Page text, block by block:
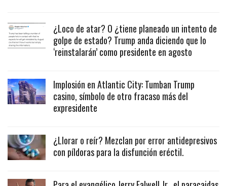
¿Loco de atar? O ¿tiene planeado un intento de
golpe de estado? Trump anda diciendo que lo
‘reinstalarán’ como presidente en agosto
Implosión en Atlantic City: Tumban Trump
casino, símbolo de otro fracaso más del
expresidente
¿Llorar o reír? Mezclan por error antidepresivos
con píldoras para la disfunción eréctil.